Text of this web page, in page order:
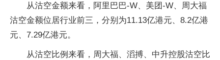
从沽空金额来看，阿里巴巴-W、美团-W、周大福
沽空金额位居行业前三，分别为11.13亿港元、8.2亿港
元、7.29亿港元。
从沽空比例来看，周大福、滔搏、中升控股沽空比